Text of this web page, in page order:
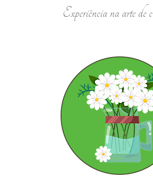
Experiência na arte de